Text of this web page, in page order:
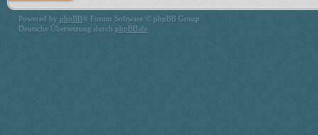
Powered by phpBB® Forum Software © phpBB Group
Deutsche Übersetzung durch phpBB.de